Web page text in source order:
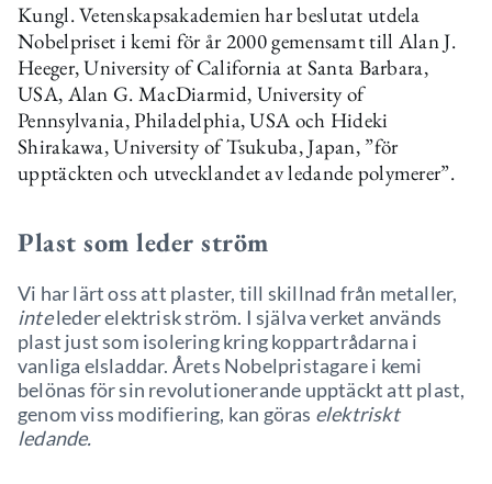
Kungl. Vetenskapsakademien har beslutat utdela
Nobelpriset i kemi för år 2000 gemensamt till Alan J.
Heeger, University of California at Santa Barbara,
USA, Alan G. MacDiarmid, University of
Pennsylvania, Philadelphia, USA och Hideki
Shirakawa, University of Tsukuba, Japan, ”för
upptäckten och utvecklandet av ledande polymerer”.
Plast som leder ström
Vi har lärt oss att plaster, till skillnad från metaller,
inteleder elektrisk ström. I själva verket används
plast just som isolering kring koppartrådarna i
vanliga elsladdar. Årets Nobelpristagare i kemi
belönas för sin revolutionerande upptäckt att plast,
genom viss modifiering, kan göras elektriskt
ledande.